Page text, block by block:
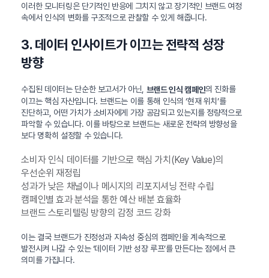
이러한 모니터링은 단기적인 반응에 그치지 않고 장기적인 브랜드 여정
속에서 인식의 변화를 구조적으로 관찰할 수 있게 해줍니다.
3. 데이터 인사이트가 이끄는 전략적 성장
방향
수집된 데이터는 단순한 보고서가 아닌, 브랜드 인식 캠페인의 진화를
이끄는 핵심 자산입니다. 브랜드는 이를 통해 인식의 ‘현재 위치’를
진단하고, 어떤 가치가 소비자에게 가장 공감되고 있는지를 정량적으로
파악할 수 있습니다. 이를 바탕으로 브랜드는 새로운 전략의 방향성을
보다 명확히 설정할 수 있습니다.
소비자 인식 데이터를 기반으로 핵심 가치(Key Value)의
우선순위 재정립
성과가 낮은 채널이나 메시지의 리포지셔닝 전략 수립
캠페인별 효과 분석을 통한 예산 배분 효율화
브랜드 스토리텔링 방향의 감정 코드 강화
이는 결국 브랜드가 진정성과 지속성 중심의 캠페인을 계속적으로
발전시켜 나갈 수 있는 ‘데이터 기반 성장 루프’를 만든다는 점에서 큰
의미를 가집니다.